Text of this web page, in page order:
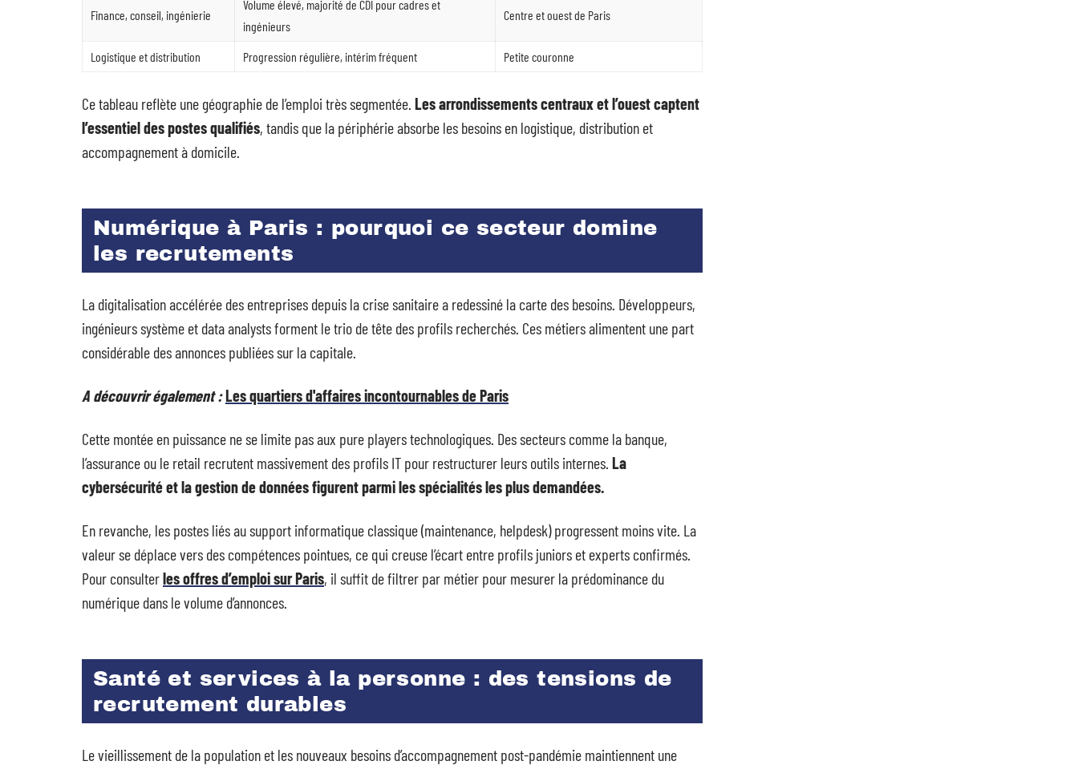
Finance, conseil, ingénierie
Volume élevé, majorité de CDI pour cadres et
ingénieurs
Centre et ouest de Paris
Logistique et distribution Progression régulière, intérim fréquent Petite couronne
Ce tableau reflète une géographie de l’emploi très segmentée. Les arrondissements centraux et l’ouest captent
l’essentiel des postes qualifiés, tandis que la périphérie absorbe les besoins en logistique, distribution et
accompagnement à domicile.
Numérique à Paris : pourquoi ce secteur domine
les recrutements
La digitalisation accélérée des entreprises depuis la crise sanitaire a redessiné la carte des besoins. Développeurs,
ingénieurs système et data analysts forment le trio de tête des profils recherchés. Ces métiers alimentent une part
considérable des annonces publiées sur la capitale.
A découvrir également :Les quartiers d'affaires incontournables de Paris
Cette montée en puissance ne se limite pas aux pure players technologiques. Des secteurs comme la banque,
l’assurance ou le retail recrutent massivement des profils IT pour restructurer leurs outils internes. La
cybersécurité et la gestion de données figurent parmi les spécialités les plus demandées.
En revanche, les postes liés au support informatique classique (maintenance, helpdesk) progressent moins vite. La
valeur se déplace vers des compétences pointues, ce qui creuse l’écart entre profils juniors et experts confirmés.
Pour consulterles offres d’emploi sur Paris, il suffit de filtrer par métier pour mesurer la prédominance du
numérique dans le volume d’annonces.
Santé et services à la personne : des tensions de
recrutement durables
Le vieillissement de la population et les nouveaux besoins d’accompagnement post-pandémie maintiennent une